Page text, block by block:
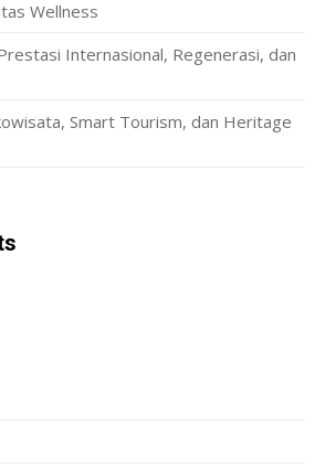
Wellness
Internasional, Regenerasi, dan
Smart Tourism, dan Heritage